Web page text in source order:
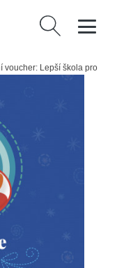
Vyhledávání
voucher: Lepší škola pro